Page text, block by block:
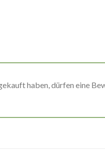
haben, dürfen eine